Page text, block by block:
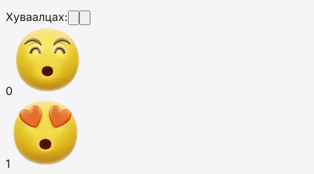
Хуваалцах:
0
1